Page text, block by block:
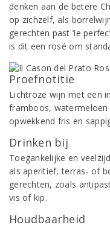
denken aan de betere
op zichzelf, als
gerechten past ‘ie
is dit een rosé om
Proefnotitie
Lichtroze wijn met een
framboos, watermeloen
opwekkend fris en
Drinken bij
Toegankelijke en
als aperitief, terras- of
gerechten, zoals
vis of kip.
Houdbaarheid